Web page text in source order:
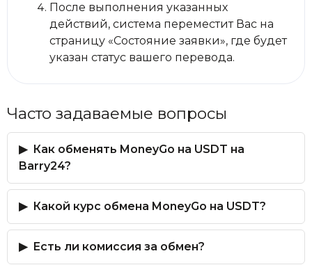
После выполнения указанных
действий, система переместит Вас на
страницу «Состояние заявки», где будет
указан статус вашего перевода.
Часто задаваемые вопросы
Как обменять MoneyGo на USDT на
Barry24?
Какой курс обмена MoneyGo на USDT?
Есть ли комиссия за обмен?